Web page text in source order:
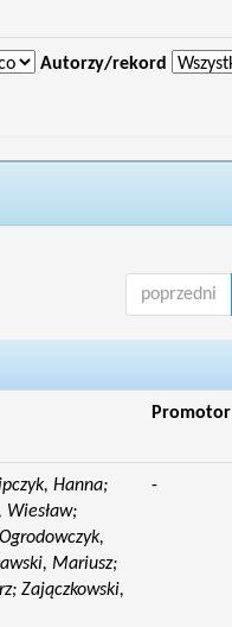
Autorzy/rekord
poprzedni
Promotor
Hanna;
Wiesław;
Mariusz;
Zajączkowski,
-